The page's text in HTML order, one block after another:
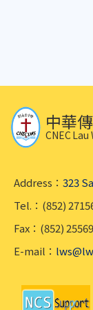
中華
CNEC
Address： 323
Tel.：(852)
Fax：(852)
E-mail：